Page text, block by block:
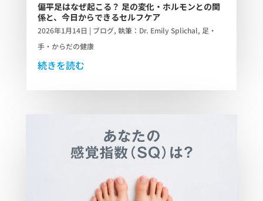
偏平足はなぜ起こる？ 足の変化・ホルモンとの関
係と、今日からできるセルフケア
2026年1月14日 | ブログ, 執筆：Dr. Emily Splichal, 足・
手・からだの健康
続きを読む